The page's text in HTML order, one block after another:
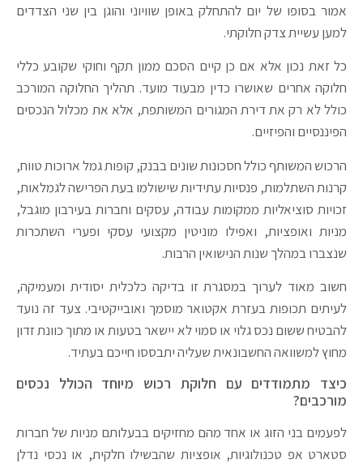
אמור בסופו של יום להתחלק באופן שוויוני והוגן בין שני הצדדים
למען עשיית צדק חלוקתי.
כל זאת נכון אלא אם כן קיים הסכם ממון תקף וחוקי שקובע כללי
חלוקה אחרים שאושרו כדין מבעוד מועד. תהליך החלוקה המורכב
כולל לא רק את דירת המגורים המשותפת, אלא את מכלול הנכסים
הפיננסיים והפיזיים.
הרכוש המשותף כולל חסכונות שונים בבנק, קופות גמל ארוכות טווח,
קרנות השתלמות, פנסיות עתידיות שישולמו בעת הפרישה לגמלאות,
זכויות סוציאליות ממקומות עבודה, עסקים וחברות בעירבון מוגבל,
מניות ואופציות, ואפילו מוניטין מקצועי עסקי ופערי השתכרות
שנצברו במהלך שנות הנישואין הרבות.
חשוב מאוד לערוך במסגרת זו בדיקה כלכלית יסודית ומעמיקה,
לעיתים תכופות בעזרת אקטואר מוסמך ואובייקטיבי. צעד זה נועד
להבטיח ששום נכס גלוי או סמוי לא יישאר בטעות או מתוך כוונת זדון
מחוץ למשוואה החשבונאית שעליה יתבססו חייכם בעתיד.
כיצד מתמודדים עם חלוקת רכוש מיוחד הכולל נכסים
מורכבים?
לפעמים בני הזוג או אחד מהם מחזיקים בבעלותם מניות של חברות
סטארט אפ טכנולוגיות, אופציות שהבשילו חלקית, או נכסי נדלן